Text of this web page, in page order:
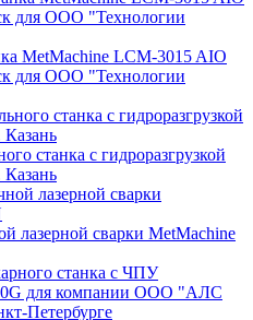
MetMachine LCM-3015 AIO
для ООО "Технологии
станка c гидроразгрузкой
Казань
лазерной сварки MetMachine